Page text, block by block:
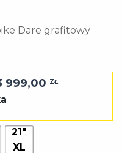
Dare grafitowy
999,00 ZŁZakres
21"
XL